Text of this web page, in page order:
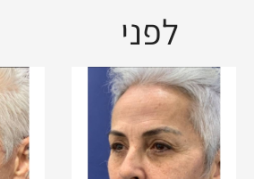
לפני